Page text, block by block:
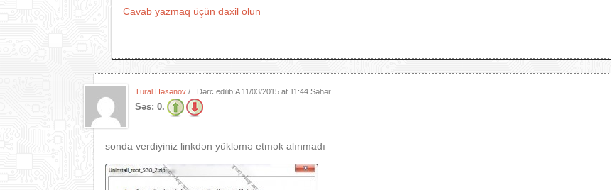
Cavab yazmaq üçün daxil olun
Tural Həsənov / . Dərc edilib:A 11/03/2015 at 11:44 Səhər
Səs: 0.
sonda verdiyiniz linkdən yükləmə etmək alınmadı